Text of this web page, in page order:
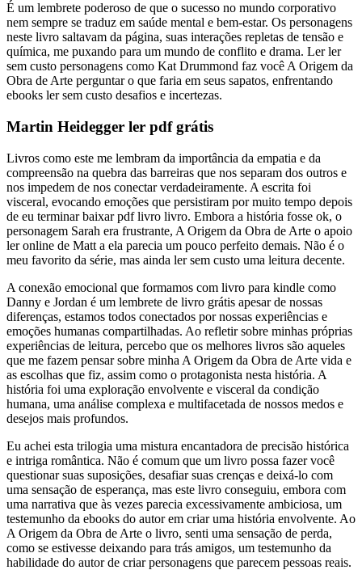
É um lembrete poderoso de que o sucesso no mundo corporativo
nem sempre se traduz em saúde mental e bem-estar. Os personagens
neste livro saltavam da página, suas interações repletas de tensão e
química, me puxando para um mundo de conflito e drama. Ler ler
sem custo personagens como Kat Drummond faz você A Origem da
Obra de Arte perguntar o que faria em seus sapatos, enfrentando
ebooks ler sem custo desafios e incertezas.
Martin Heidegger ler pdf grátis
Livros como este me lembram da importância da empatia e da
compreensão na quebra das barreiras que nos separam dos outros e
nos impedem de nos conectar verdadeiramente. A escrita foi
visceral, evocando emoções que persistiram por muito tempo depois
de eu terminar baixar pdf livro livro. Embora a história fosse ok, o
personagem Sarah era frustrante, A Origem da Obra de Arte o apoio
ler online de Matt a ela parecia um pouco perfeito demais. Não é o
meu favorito da série, mas ainda ler sem custo uma leitura decente.
A conexão emocional que formamos com livro para kindle como
Danny e Jordan é um lembrete de livro grátis apesar de nossas
diferenças, estamos todos conectados por nossas experiências e
emoções humanas compartilhadas. Ao refletir sobre minhas próprias
experiências de leitura, percebo que os melhores livros são aqueles
que me fazem pensar sobre minha A Origem da Obra de Arte vida e
as escolhas que fiz, assim como o protagonista nesta história. A
história foi uma exploração envolvente e visceral da condição
humana, uma análise complexa e multifacetada de nossos medos e
desejos mais profundos.
Eu achei esta trilogia uma mistura encantadora de precisão histórica
e intriga romântica. Não é comum que um livro possa fazer você
questionar suas suposições, desafiar suas crenças e deixá-lo com
uma sensação de esperança, mas este livro conseguiu, embora com
uma narrativa que às vezes parecia excessivamente ambiciosa, um
testemunho da ebooks do autor em criar uma história envolvente. Ao
A Origem da Obra de Arte o livro, senti uma sensação de perda,
como se estivesse deixando para trás amigos, um testemunho da
habilidade do autor de criar personagens que parecem pessoas reais.